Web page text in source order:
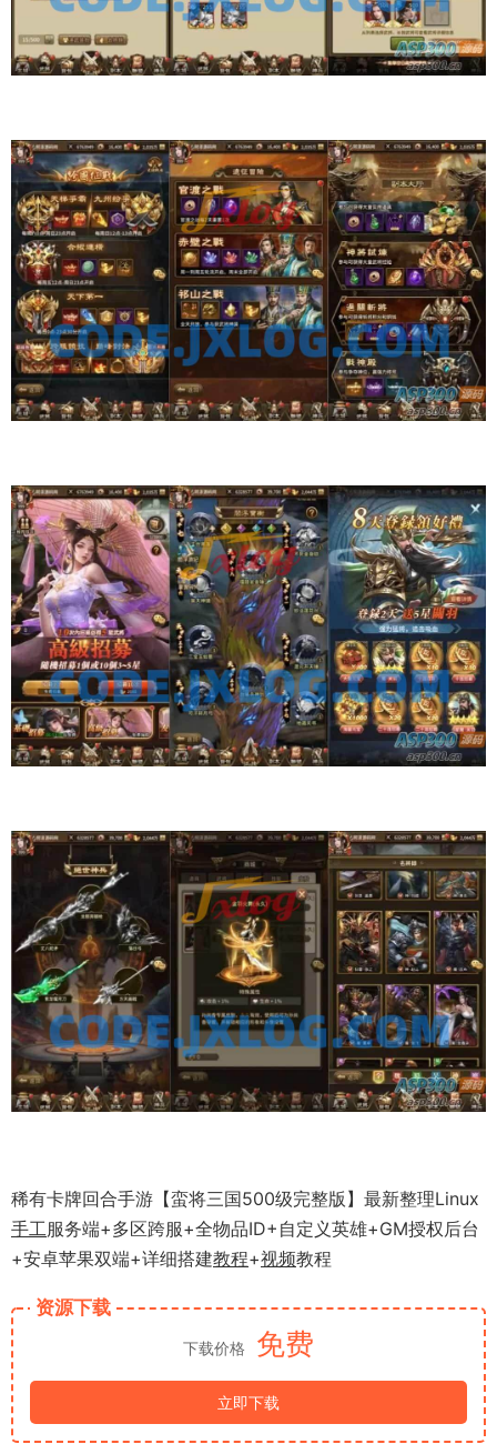
稀有卡牌回合手游【蛮将三国500级完整版】最新整理Linux
手工 服务端+多区跨服+全物品ID+自定义英雄+GM授权后台
+安卓苹果双端+详细搭建教程+视频教程
资源下载
下载价格 免费
立即下载